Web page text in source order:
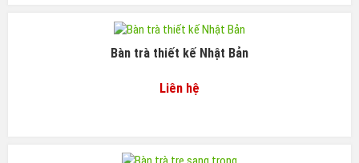
Bàn trà thiết kế Nhật Bản
Liên hệ